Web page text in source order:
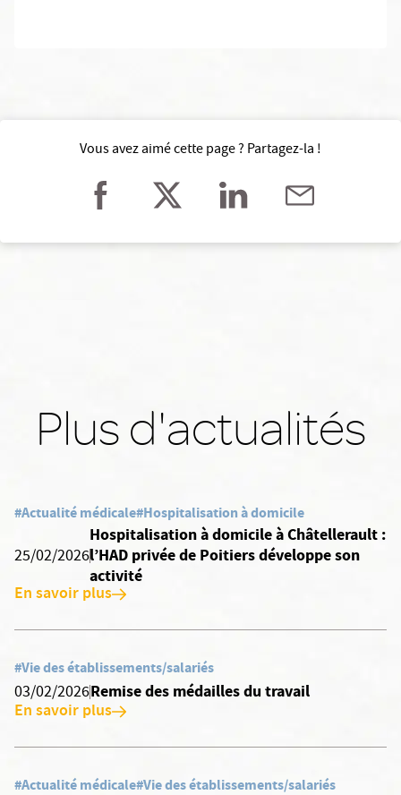
Vous avez aimé cette page ? Partagez-la !
Plus d'actualités
#Actualité médicale#Hospitalisation à domicile
25/02/2026
Hospitalisation à domicile à Châtellerault :
l’HAD privée de Poitiers développe son
activité
En savoir plus
#Vie des établissements/salariés
03/02/2026Remise des médailles du travail
En savoir plus
#Actualité médicale#Vie des établissements/salariés